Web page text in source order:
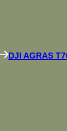
DJI AGRAS